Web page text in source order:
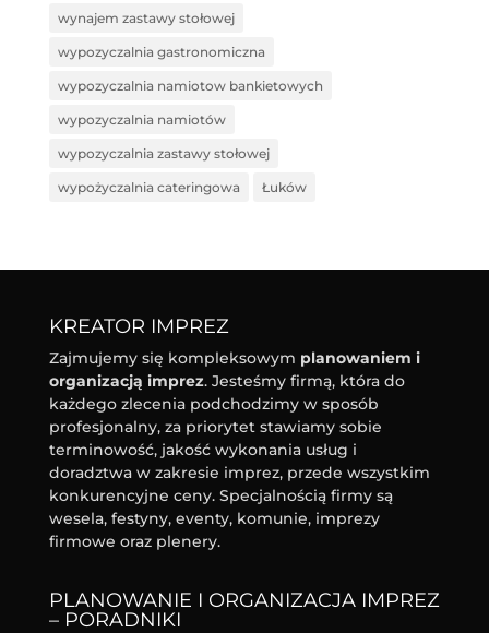
wynajem zastawy stołowej
wypozyczalnia gastronomiczna
wypozyczalnia namiotow bankietowych
wypozyczalnia namiotów
wypozyczalnia zastawy stołowej
wypożyczalnia cateringowa Łuków
KREATOR IMPREZ
Zajmujemy się kompleksowym planowaniem i
organizacją imprez. Jesteśmy firmą, która do
każdego zlecenia podchodzimy w sposób
profesjonalny, za priorytet stawiamy sobie
terminowość, jakość wykonania usług i
doradztwa w zakresie imprez, przede wszystkim
konkurencyjne ceny. Specjalnością firmy są
wesela, festyny, eventy, komunie, imprezy
firmowe oraz plenery.
PLANOWANIE I ORGANIZACJA IMPREZ
– PORADNIKI